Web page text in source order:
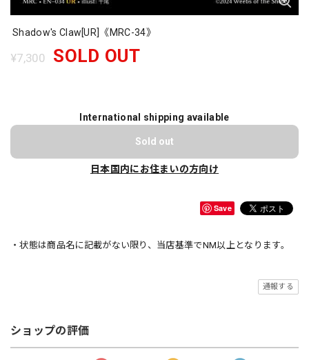
Shadow's Claw[UR]《MRC-34》
¥7,300 SOLD OUT
International shipping available
Sold out
日本国内にお住まいの方向け
Save
・状態は商品名に記載がない限り、当店基準でNM以上となります。
通報する
ショップの評価